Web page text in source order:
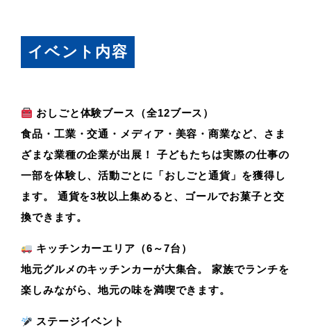
イベント内容
おしごと体験ブース（全12ブース）
食品・工業・交通・メディア・美容・商業など、さま
ざまな業種の企業が出展！ 子どもたちは実際の仕事の
一部を体験し、活動ごとに「おしごと通貨」を獲得し
ます。 通貨を3枚以上集めると、ゴールでお菓子と交
換できます。
キッチンカーエリア（6～7台）
地元グルメのキッチンカーが大集合。 家族でランチを
楽しみながら、地元の味を満喫できます。
ステージイベント